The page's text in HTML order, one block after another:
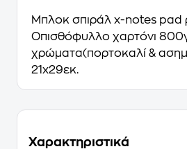
Μπλοκ σπιράλ x-notes pad
Οπισθόφυλλο χαρτόνι
χρώματα(πορτοκαλί &
21x29εκ.
Χαρακτηριστικά